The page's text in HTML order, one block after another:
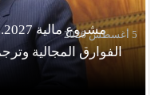
الفوارق المجالية
5 أغسطس 2026